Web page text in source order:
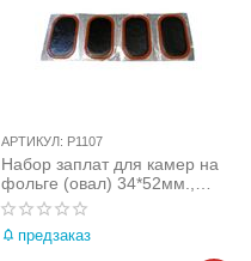
АРТИКУЛ: P1107
Набор заплат для камер на
фольге (овал) 34*52мм.,
90шт
предзаказ